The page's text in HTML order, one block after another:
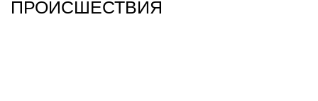
ПРОИСШЕСТВИЯ